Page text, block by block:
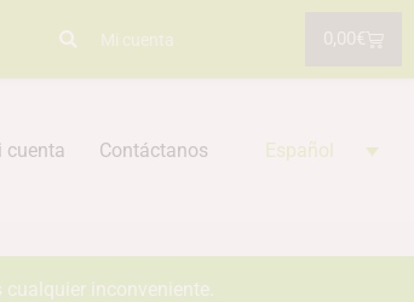
Mi cuenta
cuenta Contáctanos Español
inconveniente.